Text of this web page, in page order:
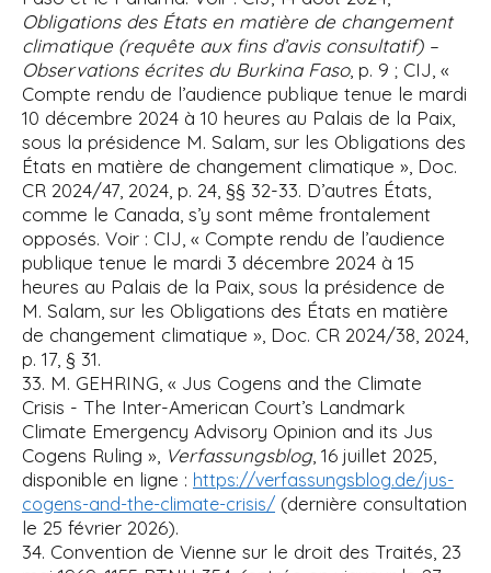
Obligations des États en matière de changement
climatique (requête aux fins d’avis consultatif) –
Observations écrites du Burkina Faso, p. 9 ; CIJ, «
Compte rendu de l’audience publique tenue le mardi
10 décembre 2024 à 10 heures au Palais de la Paix,
sous la présidence M. Salam, sur les Obligations des
États en matière de changement climatique », Doc.
CR 2024/47, 2024, p. 24, §§ 32-33. D’autres États,
comme le Canada, s’y sont même frontalement
opposés. Voir : CIJ, « Compte rendu de l’audience
publique tenue le mardi 3 décembre 2024 à 15
heures au Palais de la Paix, sous la présidence de
M. Salam, sur les Obligations des États en matière
de changement climatique », Doc. CR 2024/38, 2024,
p. 17, § 31.
33. M. GEHRING, « Jus Cogens and the Climate
Crisis - The Inter-American Court’s Landmark
Climate Emergency Advisory Opinion and its Jus
Cogens Ruling », Verfassungsblog, 16 juillet 2025,
disponible en ligne : https://verfassungsblog.de/jus-
cogens-and-the-climate-crisis/ (dernière consultation
le 25 février 2026).
34. Convention de Vienne sur le droit des Traités, 23